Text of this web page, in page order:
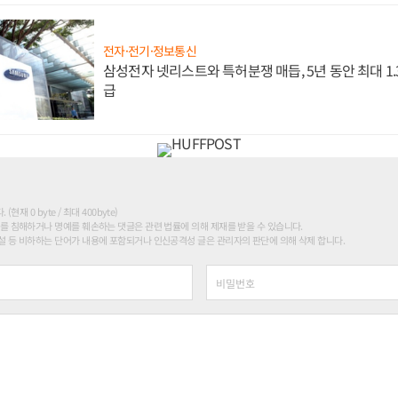
전자·전기·정보통신
삼성전자 넷리스트와 특허분쟁 매듭, 5년 동안 최대
급
. (현재 0 byte / 최대 400byte)
침해하거나 명예를 훼손하는 댓글은 관련 법률에 의해 제재를 받을 수 있습니다.
등 비하하는 단어가 내용에 포함되거나 인신공격성 글은 관리자의 판단에 의해 삭제 합니다.